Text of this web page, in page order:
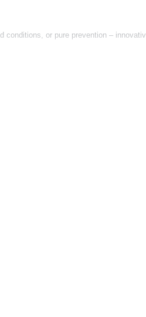
conditions, or pure prevention –